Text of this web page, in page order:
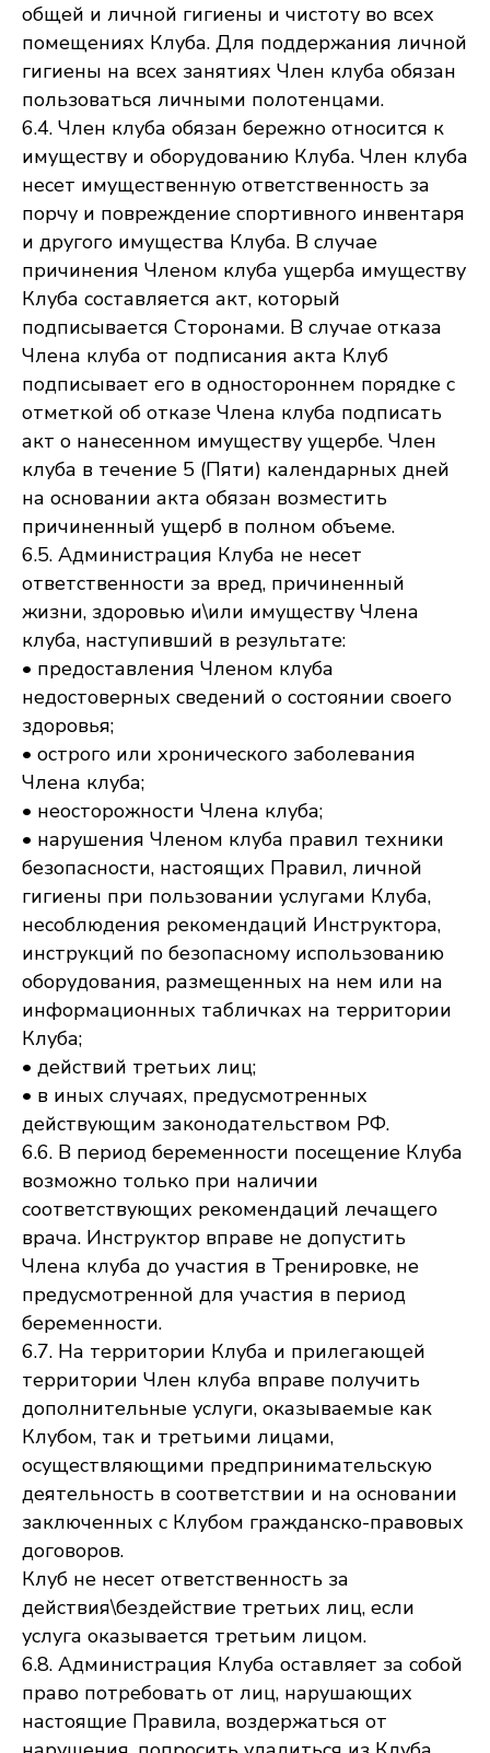
общей и личной гигиены и чистоту во всех
помещениях Клуба. Для поддержания личной
гигиены на всех занятиях Член клуба обязан
пользоваться личными полотенцами.
6.4. Член клуба обязан бережно относится к
имуществу и оборудованию Клуба. Член клуба
несет имущественную ответственность за
порчу и повреждение спортивного инвентаря
и другого имущества Клуба. В случае
причинения Членом клуба ущерба имуществу
Клуба составляется акт, который
подписывается Сторонами. В случае отказа
Члена клуба от подписания акта Клуб
подписывает его в одностороннем порядке с
отметкой об отказе Члена клуба подписать
акт о нанесенном имуществу ущербе. Член
клуба в течение 5 (Пяти) календарных дней
на основании акта обязан возместить
причиненный ущерб в полном объеме.
6.5. Администрация Клуба не несет
ответственности за вред, причиненный
жизни, здоровью и\или имуществу Члена
клуба, наступивший в результате:
• предоставления Членом клуба
недостоверных сведений о состоянии своего
здоровья;
• острого или хронического заболевания
Члена клуба;
• неосторожности Члена клуба;
• нарушения Членом клуба правил техники
безопасности, настоящих Правил, личной
гигиены при пользовании услугами Клуба,
несоблюдения рекомендаций Инструктора,
инструкций по безопасному использованию
оборудования, размещенных на нем или на
информационных табличках на территории
Клуба;
• действий третьих лиц;
• в иных случаях, предусмотренных
действующим законодательством РФ.
6.6. В период беременности посещение Клуба
возможно только при наличии
соответствующих рекомендаций лечащего
врача. Инструктор вправе не допустить
Члена клуба до участия в Тренировке, не
предусмотренной для участия в период
беременности.
6.7. На территории Клуба и прилегающей
территории Член клуба вправе получить
дополнительные услуги, оказываемые как
Клубом, так и третьими лицами,
осуществляющими предпринимательскую
деятельность в соответствии и на основании
заключенных с Клубом гражданско-правовых
договоров.
Клуб не несет ответственность за
действия\бездействие третьих лиц, если
услуга оказывается третьим лицом.
6.8. Администрация Клуба оставляет за собой
право потребовать от лиц, нарушающих
настоящие Правила, воздержаться от